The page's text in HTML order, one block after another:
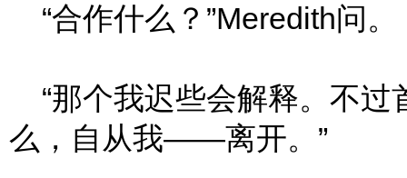
“合作什么？”Meredith问。
“那个我迟些会解释。不过
么，自从我——离开。”